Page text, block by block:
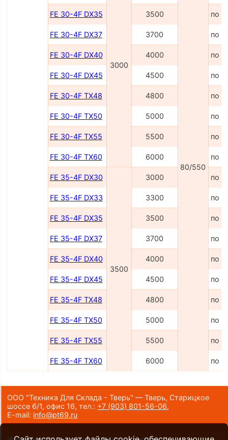
3000
80/550
FE 30-4F DX35 3500 по
FE 30-4F DX37 3700 по
FE 30-4F DX40 4000 по
FE 30-4F DX45 4500 по
FE 30-4F TX48 4800 по
FE 30-4F TX50 5000 по
FE 30-4F TX55 5500 по
FE 30-4F TX60 6000 по
FE 35-4F DX30
3500
3000 по
FE 35-4F DX33 3300 по
FE 35-4F DX35 3500 по
FE 35-4F DX37 3700 по
FE 35-4F DX40 4000 по
FE 35-4F DX45 4500 по
FE 35-4F TX48 4800 по
FE 35-4F TX50 5000 по
FE 35-4F TX55 5500 по
FE 35-4F TX60 6000 по
ООО "Техника Для Склада - Тверь" — Тверь, Старицкое
шоссе 6/1, офис 16,тел.: +7 (903) 801-56-06,
E-mail: info@pt69.ru